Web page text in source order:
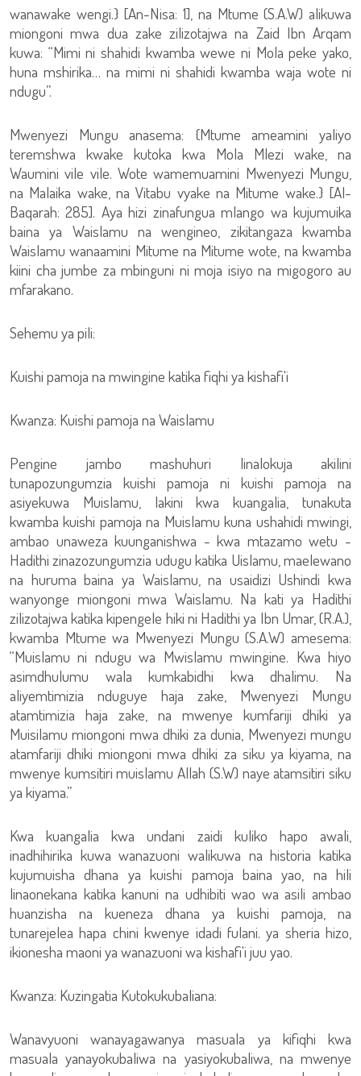
wanawake wengi.} [An-Nisa: 1], na Mtume (S.A.W) alikuwa
miongoni mwa dua zake zilizotajwa na Zaid Ibn Arqam
kuwa: “Mimi ni shahidi kwamba wewe ni Mola peke yako,
huna mshirika… na mimi ni shahidi kwamba waja wote ni
ndugu”.
Mwenyezi Mungu anasema: {Mtume ameamini yaliyo
teremshwa kwake kutoka kwa Mola Mlezi wake, na
Waumini vile vile. Wote wamemuamini Mwenyezi Mungu,
na Malaika wake, na Vitabu vyake na Mitume wake.} [Al-
Baqarah: 285]. Aya hizi zinafungua mlango wa kujumuika
baina ya Waislamu na wengineo, zikitangaza kwamba
Waislamu wanaamini Mitume na Mitume wote, na kwamba
kiini cha jumbe za mbinguni ni moja isiyo na migogoro au
mfarakano.
Sehemu ya pili:
Kuishi pamoja na mwingine katika fiqhi ya kishafi'i
Kwanza: Kuishi pamoja na Waislamu
Pengine jambo mashuhuri linalokuja akilini
tunapozungumzia kuishi pamoja ni kuishi pamoja na
asiyekuwa Muislamu, lakini kwa kuangalia, tunakuta
kwamba kuishi pamoja na Muislamu kuna ushahidi mwingi,
ambao unaweza kuunganishwa - kwa mtazamo wetu -
Hadithi zinazozungumzia udugu katika Uislamu, maelewano
na huruma baina ya Waislamu, na usaidizi Ushindi kwa
wanyonge miongoni mwa Waislamu. Na kati ya Hadithi
zilizotajwa katika kipengele hiki ni Hadithi ya Ibn Umar, (R.A.),
kwamba Mtume wa Mwenyezi Mungu (S.A.W) amesema:
“Muislamu ni ndugu wa Mwislamu mwingine. Kwa hiyo
asimdhulumu wala kumkabidhi kwa dhalimu. Na
aliyemtimizia nduguye haja zake, Mwenyezi Mungu
atamtimizia haja zake, na mwenye kumfariji dhiki ya
Muisilamu miongoni mwa dhiki za dunia, Mwenyezi mungu
atamfariji dhiki miongoni mwa dhiki za siku ya kiyama, na
mwenye kumsitiri muislamu Allah (S.W) naye atamsitiri siku
ya kiyama.”
Kwa kuangalia kwa undani zaidi kuliko hapo awali,
inadhihirika kuwa wanazuoni walikuwa na historia katika
kujumuisha dhana ya kuishi pamoja baina yao, na hili
linaonekana katika kanuni na udhibiti wao wa asili ambao
huanzisha na kueneza dhana ya kuishi pamoja, na
tunarejelea hapa chini kwenye idadi fulani. ya sheria hizo,
ikionesha maoni ya wanazuoni wa kishafi'i juu yao.
Kwanza: Kuzingatia Kutokukubaliana:
Wanavyuoni wanayagawanya masuala ya kifiqhi kwa
masuala yanayokubaliwa na yasiyokubaliwa, na mwenye